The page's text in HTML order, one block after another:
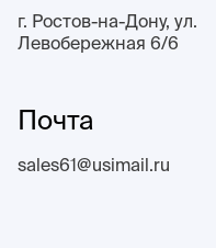
г. Ростов-на-Дону, ул.
Левобережная 6/6
Почта
sales61@usimail.ru